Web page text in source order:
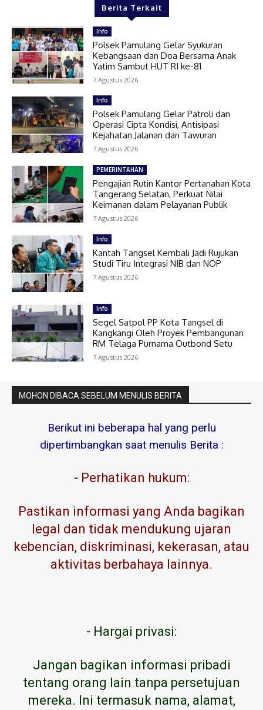
Berita Terkait
Info
Polsek Pamulang Gelar Syukuran
Kebangsaan dan Doa Bersama Anak
Yatim Sambut HUT RI ke-81
7 Agustus 2026
Info
Polsek Pamulang Gelar Patroli dan
Operasi Cipta Kondisi, Antisipasi
Kejahatan Jalanan dan Tawuran
7 Agustus 2026
PEMERINTAHAN
Pengajian Rutin Kantor Pertanahan Kota
Tangerang Selatan, Perkuat Nilai
Keimanan dalam Pelayanan Publik
7 Agustus 2026
Info
Kantah Tangsel Kembali Jadi Rujukan
Studi Tiru Integrasi NIB dan NOP
7 Agustus 2026
Info
Segel Satpol PP Kota Tangsel di
Kangkangi Oleh Proyek Pembangunan
RM Telaga Purnama Outbond Setu
7 Agustus 2026
MOHON DIBACA SEBELUM MENULIS BERITA
Berikut ini beberapa hal yang perlu
dipertimbangkan saat menulis Berita :
- Perhatikan hukum:
Pastikan informasi yang Anda bagikan
legal dan tidak mendukung ujaran
kebencian, diskriminasi, kekerasan, atau
aktivitas berbahaya lainnya.
- Hargai privasi:
Jangan bagikan informasi pribadi
tentang orang lain tanpa persetujuan
mereka. Ini termasuk nama, alamat,